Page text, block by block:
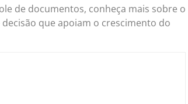
de documentos, conheça mais sobre o
que apoiam o crescimento do